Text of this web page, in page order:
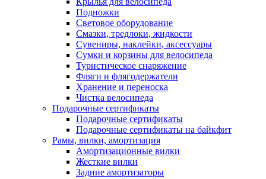
Подножки
Световое оборудование
Смазки, тредлоки, жидкости
Сувениры, наклейки, аксессуары
Сумки и корзины для велосипеда
Туристическое снаряжение
Фляги и флягодержатели
Хранение и переноска
Чистка велосипеда
Подарочные сертификаты
Подарочные сертификаты
Подарочные сертификаты на байкфит
Рамы, вилки, амортизация
Амортизационные вилки
Жесткие вилки
Задние амортизаторы